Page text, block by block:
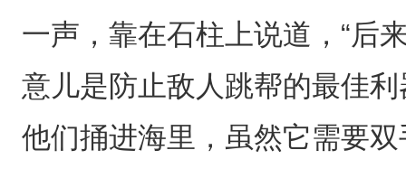
一声，靠在石柱上说道，“后
意儿是防止敌人跳帮的最佳
他们捅进海里，虽然它需要